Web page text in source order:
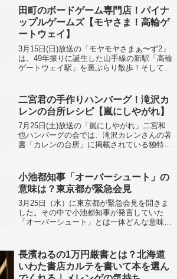
田町のボードゲーム専門店！パイナ
ップルゲームズ【モヤさま！高輪ゲ
ートウェイ】
3月15日(日)放送の「モヤモヤさまぁ〜ず2」
は、49年振りに誕生した山手線の新駅「高輪
ゲートウェイ駅」を裏ぶらり散歩！そしてこ
「パイナップルゲームズ」へと訪れ...
二宮君の手作りハンバーグ！滝沢カ
レンの台所レシピ【嵐にしやがれ】
7月25日(土)放送の「嵐にしやがれ」二宮和
也ハンバーグの会では、滝沢カレンさんの著
書「カレンの台所」に掲載されている独特す
小池都知事「オーバーシュート」の
意味は？東京都が緊急会見
3月25日（水）に東京都が緊急会見を開きま
した。その中で小池都知事が発言していた
「オーバーシュート」とは一体どんな意味な
長濱ねるの1万円厳書とは？北海道
いわた書店カルテを書いて本を選ん